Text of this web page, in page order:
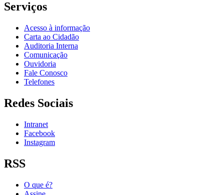
Serviços
Acesso à informação
Carta ao Cidadão
Auditoria Interna
Comunicação
Ouvidoria
Fale Conosco
Telefones
Redes Sociais
Intranet
Facebook
Instagram
RSS
O que é?